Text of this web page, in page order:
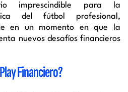
imprescindible para la
del fútbol profesional,
en un momento en que la
nuevos desafíos financieros
Financiero?